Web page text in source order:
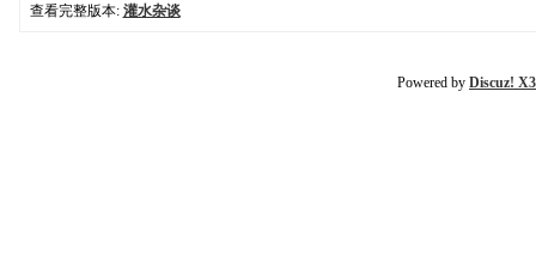
查看完整版本: 灌水杂谈
Powered by Discuz!